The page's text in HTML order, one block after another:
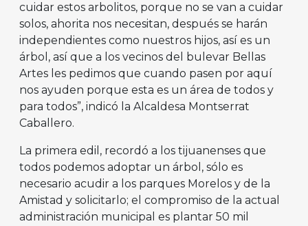
cuidar estos arbolitos, porque no se van a cuidar
solos, ahorita nos necesitan, después se harán
independientes como nuestros hijos, así es un
árbol, así que a los vecinos del bulevar Bellas
Artes les pedimos que cuando pasen por aquí
nos ayuden porque esta es un área de todos y
para todos”, indicó la Alcaldesa Montserrat
Caballero.
La primera edil, recordó a los tijuanenses que
todos podemos adoptar un árbol, sólo es
necesario acudir a los parques Morelos y de la
Amistad y solicitarlo; el compromiso de la actual
administración municipal es plantar 50 mil